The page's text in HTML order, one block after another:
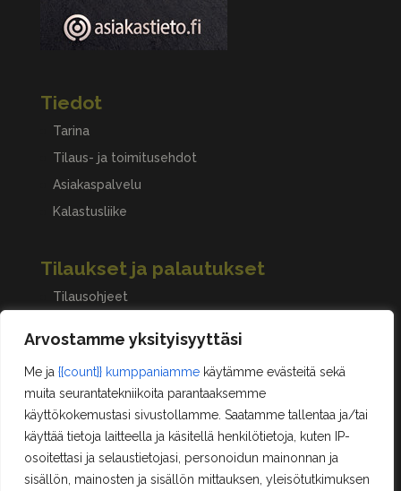
Arvostamme yksityisyyttäsi
Me ja {{count}} kumppaniamme käytämme evästeitä sekä
muita seurantatekniikoita parantaaksemme
käyttökokemustasi sivustollamme. Saatamme tallentaa ja/tai
käyttää tietoja laitteella ja käsitellä henkilötietoja, kuten IP-
osoitettasi ja selaustietojasi, personoidun mainonnan ja
sisällön, mainosten ja sisällön mittauksen, yleisötutkimuksen
Tiedot
Tarina
Tilaus- ja toimitusehdot
Asiakaspalvelu
Kalastusliike
Tilaukset ja palautukset
Tilausohjeet
Asiakastilini
Oma tili
Ostoskori
Rekisteröityminen